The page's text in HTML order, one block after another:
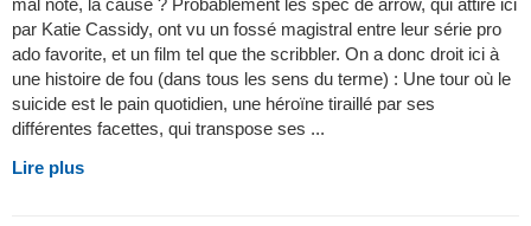
mal noté, la cause ? Probablement les spec de arrow, qui attiré ici
par Katie Cassidy, ont vu un fossé magistral entre leur série pro
ado favorite, et un film tel que the scribbler. On a donc droit ici à
une histoire de fou (dans tous les sens du terme) : Une tour où le
suicide est le pain quotidien, une héroïne tiraillé par ses
différentes facettes, qui transpose ses ...
Lire plus